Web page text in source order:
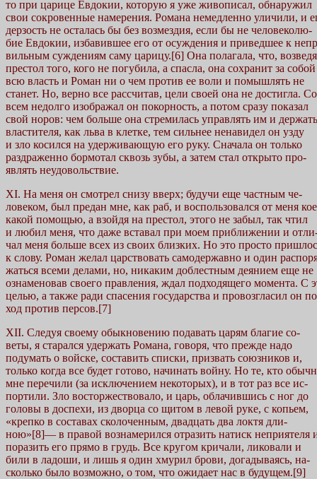
то при царице Евдокии, которую я уже живописал, обнаружил
свои сокровенные намерения. Романа немедленно уличили, и
дерзость не осталась бы без возмездия, если бы не человеколю-
бие Евдокии, избавившее его от осуждения и приведшее к
вильным суждениям саму царицу.[6] Она полагала, что,
престол того, кого не погубила, а спасла, она сохранит за собой
всю власть и Роман ни о чем против ее воли и помышлять не
станет. Но, верно все рассчитав, цели своей она не достигла.
всем недолго изображал он покорность, а потом сразу показал
свой норов: чем больше она стремилась управлять им и держать
властителя, как льва в клетке, тем сильнее ненавидел он узду
и зло косился на удерживающую его руку. Сначала он только
раздраженно бормотал сквозь зубы, а затем стал открыто про-
являть неудовольствие.
XI. На меня он смотрел снизу вверх; будучи еще частным че-
ловеком, был предан мне, как раб, и воспользовался от меня
какой помощью, а взойдя на престол, этого не забыл, так чтил
и любил меня, что даже вставал при моем приближении и
чал меня больше всех из своих близких. Но это просто
к слову. Роман желал царствовать самодержавно и один
жаться всеми делами, но, никаким доблестным деянием еще не
ознаменовав своего правления, ждал подходящего момента. С
целью, а также ради спасения государства и провозгласил он
ход против персов.[7]
XII. Следуя своему обыкновению подавать царям благие со-
веты, я старался удержать Романа, говоря, что прежде надо
подумать о войске, составить списки, призвать союзников и,
только когда все будет готово, начинать войну. Но те, кто
мне перечили (за исключением некоторых), и в тот раз все ис-
портили. Зло восторжествовало, и царь, облачившись с ног до
головы в доспехи, из дворца со щитом в левой руке, с копьем,
«крепко в составах сколоченным, двадцать два локтя дли-
ною»[8]— в правой вознамерился отразить натиск неприятеля
поразить его прямо в грудь. Все кругом кричали, ликовали и
били в ладоши, и лишь я один хмурил брови, догадываясь, на-
сколько было возможно, о том, что ожидает нас в будущем.[9]